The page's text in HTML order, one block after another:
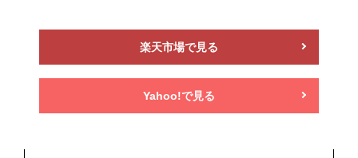
楽天市場で見る
Yahoo!で見る